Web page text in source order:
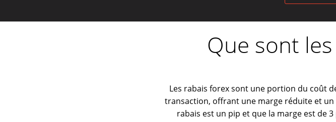
Que sont
Les rabais forex sont une portion du coût
transaction, offrant une marge réduite et
rabais est un pip et que la marge est de